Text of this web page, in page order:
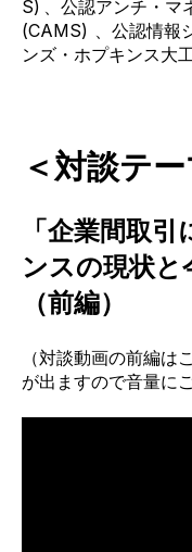
S) 、 公認アンチ・マ
(CAMS) 、 公認情報
ンズ・ホプキンス大
＜対談テー
「企業間取
ンスの現状と
（前編）
（対談動画の前編は
が出ますので音量に